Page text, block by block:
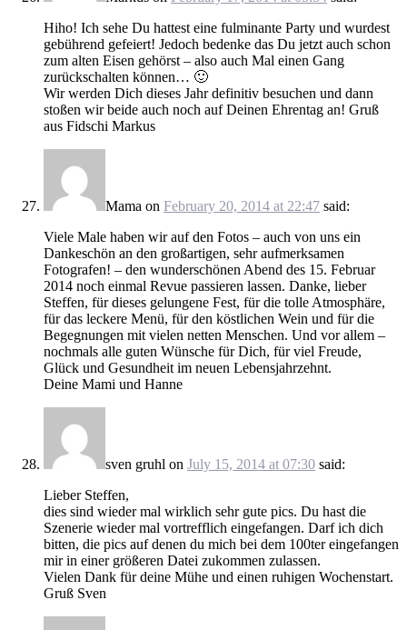
Hiho! Ich sehe Du hattest eine fulminante Party und wurdest
gebührend gefeiert! Jedoch bedenke das Du jetzt auch schon
zum alten Eisen gehörst – also auch Mal einen Gang
zurückschalten können… 🙂
Wir werden Dich dieses Jahr definitiv besuchen und dann
stoßen wir beide auch noch auf Deinen Ehrentag an! Gruß
aus Fidschi Markus
Mama on February 20, 2014 at 22:47 said:
Viele Male haben wir auf den Fotos – auch von uns ein
Dankeschön an den großartigen, sehr aufmerksamen
Fotografen! – den wunderschönen Abend des 15. Februar
2014 noch einmal Revue passieren lassen. Danke, lieber
Steffen, für dieses gelungene Fest, für die tolle Atmosphäre,
für das leckere Menü, für den köstlichen Wein und für die
Begegnungen mit vielen netten Menschen. Und vor allem –
nochmals alle guten Wünsche für Dich, für viel Freude,
Glück und Gesundheit im neuen Lebensjahrzehnt.
Deine Mami und Hanne
sven gruhl on July 15, 2014 at 07:30 said:
Lieber Steffen,
dies sind wieder mal wirklich sehr gute pics. Du hast die
Szenerie wieder mal vortrefflich eingefangen. Darf ich dich
bitten, die pics auf denen du mich bei dem 100ter eingefangen
mir in einer größeren Datei zukommen zulassen.
Vielen Dank für deine Mühe und einen ruhigen Wochenstart.
Gruß Sven